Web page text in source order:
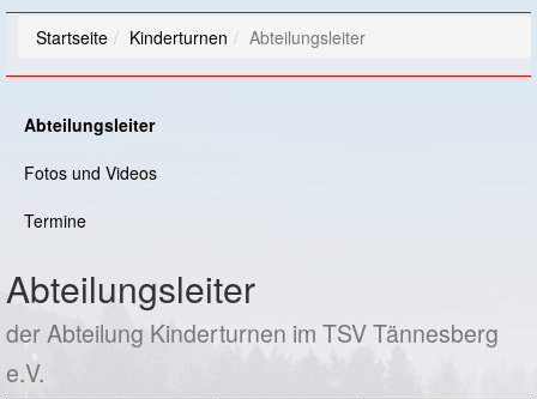
Startseite Kinderturnen Abteilungsleiter
Abteilungsleiter
Fotos und Videos
Termine
Abteilungsleiter
der Abteilung Kinderturnen im TSV Tännesberg
e.V.